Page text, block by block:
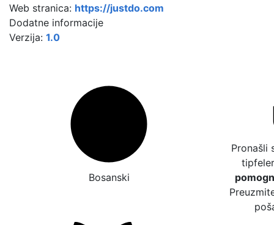
Web stranica: https://justdo.com
Dodatne informacije
Verzija: 1.0
Bosanski
Pronašli